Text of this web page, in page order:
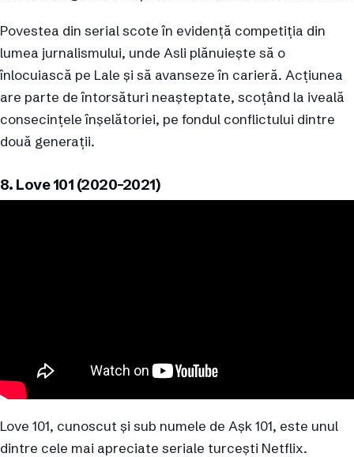
Povestea din serial scote în evidență competiția din
lumea jurnalismului, unde Asli plănuiește să o
înlocuiască pe Lale și să avanseze în carieră. Acțiunea
are parte de întorsături neașteptate, scoțând la iveală
consecințele înșelătoriei, pe fondul conflictului dintre
două generații.
8. Love 101 (2020-2021)
Love 101, cunoscut și sub numele de Aşk 101, este unul
dintre cele mai apreciate seriale turcești Netflix.